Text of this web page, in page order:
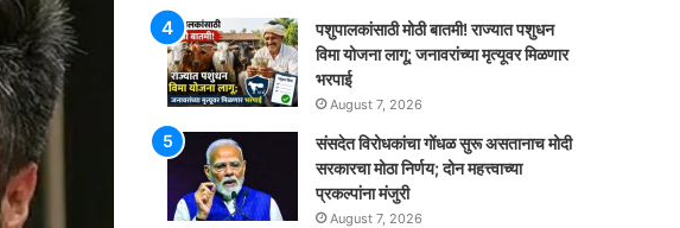
पशुपालकांसाठी मोठी बातमी! राज्यात पशुधन
विमा योजना लागू; जनावरांच्या मृत्यूवर मिळणार
भरपाई
August 7, 2026
संसदेत विरोधकांचा गोंधळ सुरू असतानाच मोदी
सरकारचा मोठा निर्णय; दोन महत्त्वाच्या
प्रकल्पांना मंजुरी
August 7, 2026